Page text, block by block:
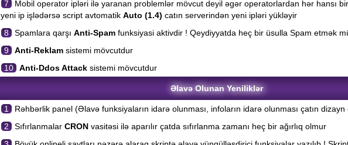
7
Mobil operator ipləri ilə yaranan problemlər mövcut deyil əgər operatorlardan hər hansı
yeni ip işlədərsə script avtomatik Auto (1.4) catın serverindən yeni ipləri yükləyir
8
Spamlara qarşı Anti-Spam funksiyasi aktivdir ! Qeydiyyatda heç bir üsulla Spam etmək
9
Anti-Reklam sistemi mövcutdur
10
Anti-Ddos Attack sistemi mövcutdur
Əlavə Olunan Yeniliklər
1
Rəhbərlik panel (Əlavə funksiyaların idarə olunması, infoların idarə olunması çatın
2
Sıfırlanmalar CRON vasitəsi ilə aparılır çatda sıfırlanma zamanı heç bir ağırlıq olmur